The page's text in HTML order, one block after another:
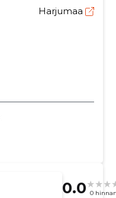
Harjumaa
0.0 0